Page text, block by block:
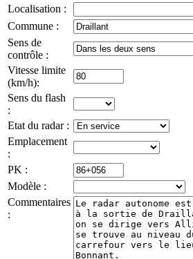
Localisation :
Commune :
Sens de
contrôle :
Vitesse limite
(km/h):
Sens du flash
:
Etat du radar :
Emplacement
:
PK :
Modèle :
Commentaires
: